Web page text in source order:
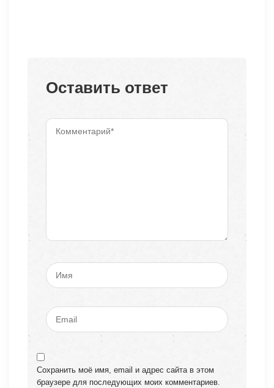
Оставить ответ
Сохранить моё имя, email и адрес сайта в этом
браузере для последующих моих комментариев.